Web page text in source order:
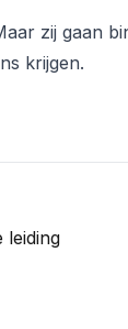
zij gaan
krijgen.
leiding